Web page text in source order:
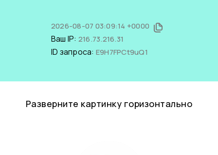
2026-08-07 03:09:14 +0000
Ваш IP: 216.73.216.31
ID запроса: E9H7FPCt9uQ1
Разверните картинку горизонтально